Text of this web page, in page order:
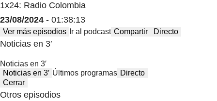
1x24: Radio Colombia
23/08/2024 - 01:38:13
Ver más episodios Ir al podcast Compartir Directo
Noticias en 3′
Noticias en 3′
Noticias en 3′ Últimos programas Directo
Cerrar
Otros episodios